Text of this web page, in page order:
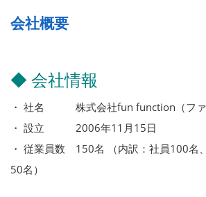
会社概要
◆ 会社情報
・ 社名 株式会社fun function（ファ
・ 設立 2006年11月15日
・ 従業員数 150名 （内訳：社員100名
50名）